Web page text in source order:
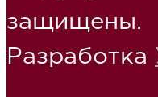
защищены.
Разработка